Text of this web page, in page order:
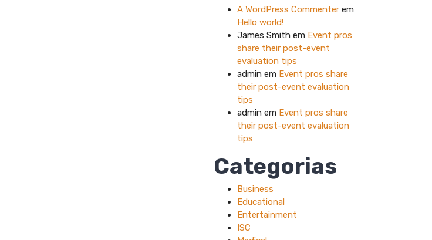
A WordPress Commenter em
Hello world!
James Smith em Event pros
share their post-event
evaluation tips
admin em Event pros share
their post-event evaluation
tips
admin em Event pros share
their post-event evaluation
tips
Categorias
Business
Educational
Entertainment
ISC